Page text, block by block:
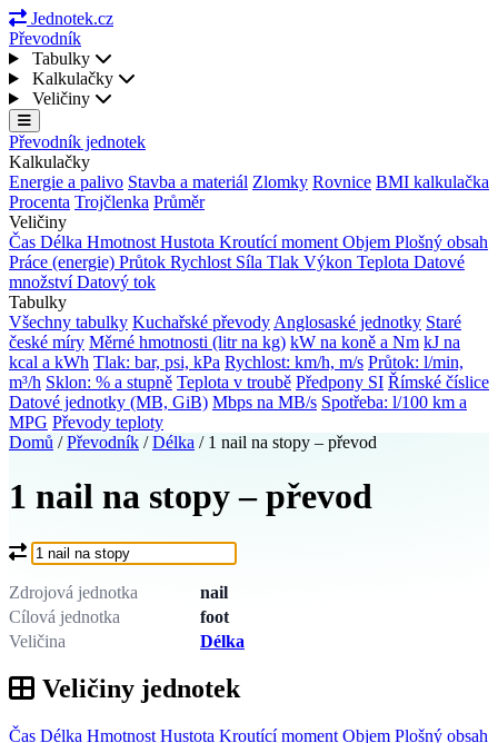
Jednotek.cz
Převodník
Tabulky
Kalkulačky
Veličiny
Převodník jednotek
Kalkulačky
Energie a palivo Stavba a materiál Zlomky Rovnice BMI kalkulačka
Procenta Trojčlenka Průměr
Veličiny
Čas Délka Hmotnost Hustota Kroutící moment Objem Plošný obsah
Práce (energie) Průtok Rychlost Síla Tlak Výkon Teplota Datové
množstvíDatový tok
Tabulky
Všechny tabulky Kuchařské převody Anglosaské jednotky Staré
české míry Měrné hmotnosti (litr na kg) kW na koně a Nm kJ na
kcal a kWh Tlak: bar, psi, kPa Rychlost: km/h, m/s Průtok: l/min,
m³/h Sklon: % a stupně Teplota v troubě Předpony SI Římské číslice
Datové jednotky (MB, GiB) Mbps na MB/s Spotřeba: l/100 km a
MPG Převody teploty
Domů / Převodník / Délka / 1 nail na stopy – převod
1 nail na stopy – převod
Co chcete převést?
Zdrojová jednotka
nail
Cílová jednotka
foot
Veličina
Délka
Veličiny jednotek
Čas Délka Hmotnost Hustota Kroutící moment Objem Plošný obsah